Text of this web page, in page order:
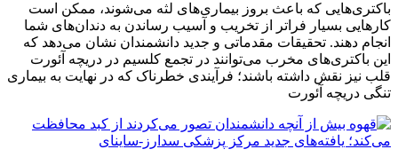
باکتری‌هایی که باعث بروز بیماری‌های لثه می‌شوند، ممکن است
کارهایی بسیار فراتر از تخریب و آسیب رساندن به دندان‌های شما
انجام دهند. تحقیقات مقدماتی و جدید دانشمندان نشان می‌دهد که
این باکتری‌های مخرب می‌توانند در تجمع کلسیم در دریچه آئورت
قلب نیز نقش داشته باشند؛ فرآیندی خطرناک که در نهایت به بیماری
تنگی دریچه آئورت